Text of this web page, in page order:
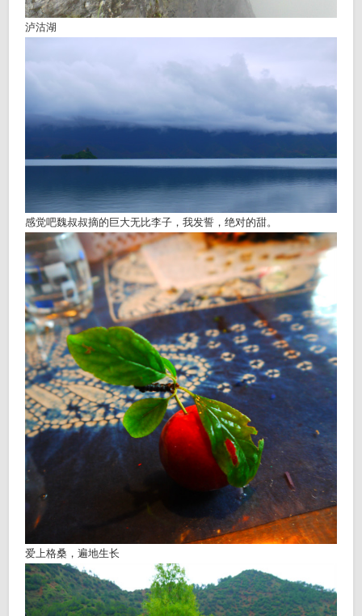
泸沽湖
感觉吧魏叔叔摘的巨大无比李子，我发誓，绝对的甜。
爱上格桑，遍地生长